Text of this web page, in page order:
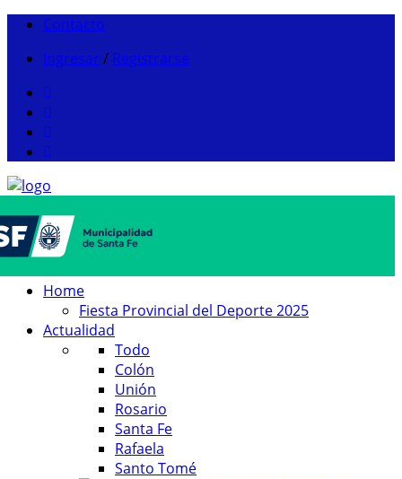
Contacto
Ingresar / Registrarse
Home
Fiesta Provincial del Deporte 2025
Actualidad
Todo
Colón
Unión
Rosario
Santa Fe
Rafaela
Santo Tomé